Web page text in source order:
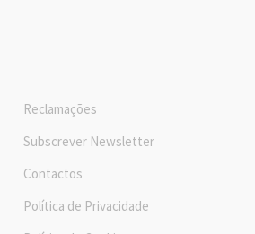
Reclamações
Subscrever Newsletter
Contactos
Política de Privacidade